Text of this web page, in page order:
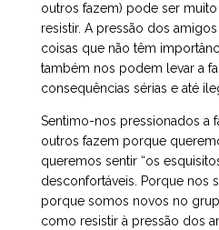
outros fazem) pode ser
resistir. A pressão dos
coisas que não têm
também nos podem levar a
consequências sérias e até
Sentimo-nos pressionados a
outros fazem porque
queremos sentir “os
desconfortáveis. Porque nos
porque somos novos no
como resistir à pressão dos